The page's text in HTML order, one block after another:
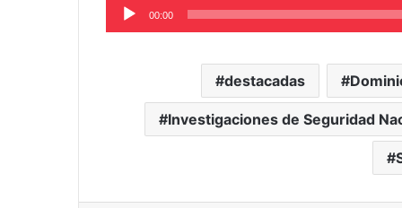
Audio
Player
00:00
destacadas
Investigaciones de Seguridad